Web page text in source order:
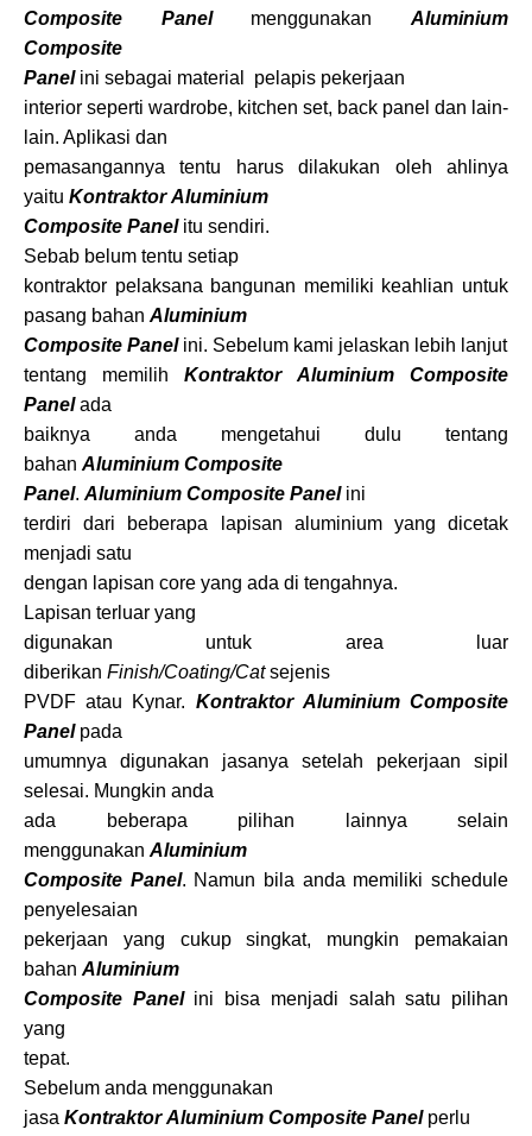
Composite PanelmenggunakanAluminium
Composite
Panelini sebagai material pelapis pekerjaan
interior seperti wardrobe, kitchen set, back panel dan lain-
lain. Aplikasi dan
pemasangannya tentu harus dilakukan oleh ahlinya
yaitu Kontraktor Aluminium
Composite Panelitu sendiri.
Sebab belum tentu setiap
kontraktor pelaksana bangunan memiliki keahlian untuk
pasang bahan Aluminium
Composite Panelini. Sebelum kami jelaskan lebih lanjut
tentang memilih Kontraktor Aluminium Composite
Panelada
baiknya anda mengetahui dulu tentang
bahan Aluminium Composite
Panel. Aluminium Composite Panelini
terdiri dari beberapa lapisan aluminium yang dicetak
menjadi satu
dengan lapisan core yang ada di tengahnya.
Lapisan terluar yang
digunakan untuk area luar
diberikan Finish/Coating/Catsejenis
PVDF atau Kynar. Kontraktor Aluminium Composite
Panelpada
umumnya digunakan jasanya setelah pekerjaan sipil
selesai. Mungkin anda
ada beberapa pilihan lainnya selain
menggunakan Aluminium
Composite Panel. Namun bila anda memiliki schedule
penyelesaian
pekerjaan yang cukup singkat, mungkin pemakaian
bahan Aluminium
Composite Panelini bisa menjadi salah satu pilihan
yang
tepat.
Sebelum anda menggunakan
jasa Kontraktor Aluminium Composite Panelperlu